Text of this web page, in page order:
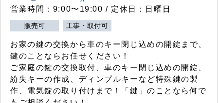
営業時間：9:00〜19:00 / 定休日：日曜日
販売可 工事・取付可
お家の鍵の交換から車のキー閉じ込めの開錠まで、
鍵のことならお任せください！
ご家庭の鍵の交換取付、車のキー閉じ込めの開錠、
紛失キーの作成、ディンプルキーなど特殊鍵の製
作、電気錠の取り付けまで！「鍵」のことなら何で